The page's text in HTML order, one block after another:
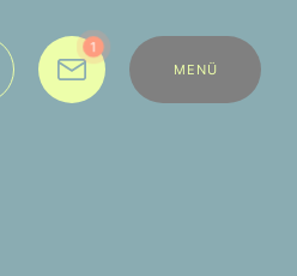
MENÜ
1